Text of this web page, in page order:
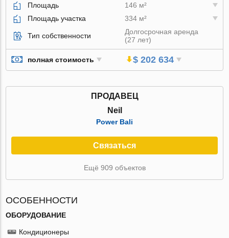
Площадь
146 м²
Площадь участка
334 м²
Тип собственности
Долгосрочная аренда
(27 лет)
полная стоимость $ 202 634
ПРОДАВЕЦ
Neil
Power Bali
Связаться
Ещё 909 объектов
ОСОБЕННОСТИ
ОБОРУДОВАНИЕ
Кондиционеры